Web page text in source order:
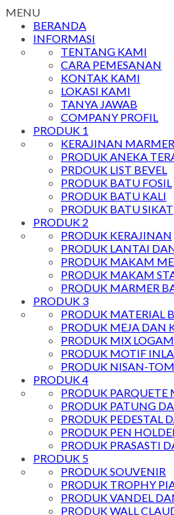
MENU
BERANDA
INFORMASI
TENTANG KAMI
CARA PEMESANAN
KONTAK KAMI
LOKASI KAMI
TANYA JAWAB
COMPANY PROFIL
PRODUK 1
KERAJINAN MARMER
PRODUK ANEKA
PRDOUK LIST BEVEL
PRODUK BATU FOSIL
PRODUK BATU KALI
PRODUK BATU SIKAT
PRODUK 2
PRODUK KERAJINAN
PRODUK LANTAI
PRODUK MAKAM
PRODUK MAKAM
PRODUK MARMER
PRODUK 3
PRODUK MATERIAL
PRODUK MEJA DAN
PRODUK MIX LOGAM
PRODUK MOTIF
PRODUK NISAN-
PRODUK 4
PRODUK PARQUETE
PRODUK PATUNG
PRODUK PEDESTAL
PRODUK PEN
PRODUK PRASASTI
PRODUK 5
PRODUK SOUVENIR
PRODUK TROPHY
PRODUK VANDEL
PRODUK WALL